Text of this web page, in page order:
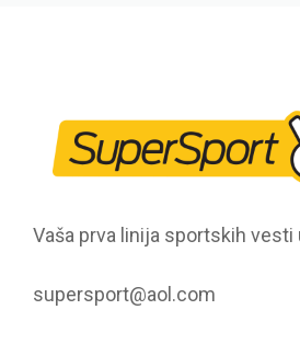
Vaša prva linija sportskih vesti
supersport@aol.com